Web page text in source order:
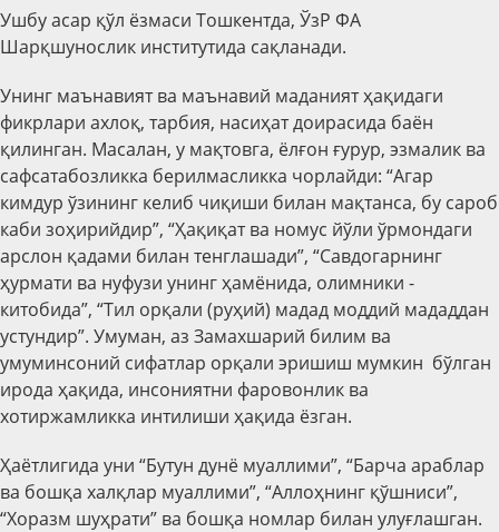
Ушбу асар қўл ёзмаси Тошкентда, ЎзР ФА
Шарқшунослик институтида сақланади.
Унинг маънавият ва маънавий маданият ҳақидаги
фикрлари ахлоқ, тарбия, насиҳат доирасида баён
қилинган. Масалан, у мақтовга, ёлғон ғурур, эзмалик ва
сафсатабозликка берилмасликка чорлайди: “Агар
кимдур ўзининг келиб чиқиши билан мақтанса, бу сароб
каби зоҳирийдир”, “Ҳақиқат ва номус йўли ўрмондаги
арслон қадами билан тенглашади”, “Савдогарнинг
ҳурмати ва нуфузи унинг ҳамёнида, олимники -
китобида”, “Тил орқали (руҳий) мадад моддий мададдан
устундир”. Умуман, аз Замахшарий билим ва
умуминсоний сифатлар орқали эришиш мумкин бўлган
ирода ҳақида, инсониятни фаровонлик ва
хотиржамликка интилиши ҳақида ёзган.
Ҳаётлигида уни “Бутун дунё муаллими”, “Барча араблар
ва бошқа халқлар муаллими”, “Аллоҳнинг қўшниси”,
“Хоразм шуҳрати” ва бошқа номлар билан улуғлашган.